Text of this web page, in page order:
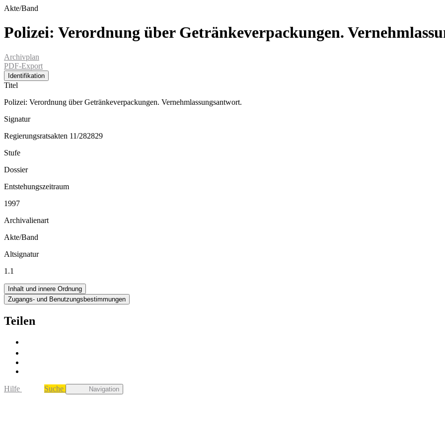
Akte/Band
Polizei: Verordnung über Getränkeverpackungen.
Archivplan
PDF-Export
Identifikation
Titel
Polizei: Verordnung über Getränkeverpackungen. Vernehmlassungsantwort.
Signatur
Regierungsratsakten 11/282829
Stufe
Dossier
Entstehungszeitraum
1997
Archivalienart
Akte/Band
Altsignatur
1.1
Inhalt und innere Ordnung
Zugangs- und Benutzungsbestimmungen
Teilen
Hilfe Suche Navigation